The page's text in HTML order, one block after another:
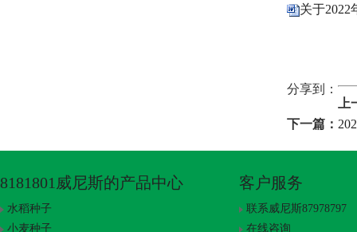
关于2022
分享到：
下一篇：
8181801威尼斯的产品中心
水稻种子
小麦种子
客户服务
联系威尼斯87978797
在线咨询